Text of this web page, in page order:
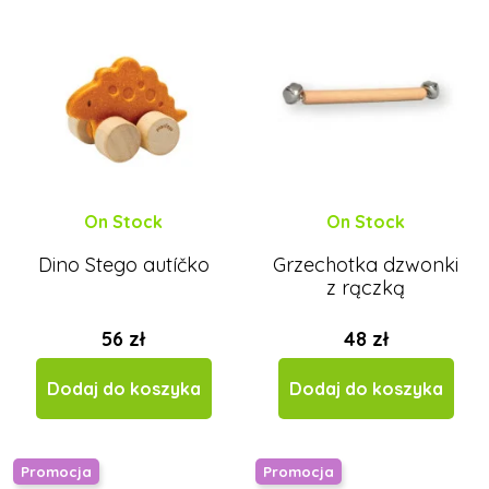
On Stock
Dino Stego autíčko
56 zł
Dodaj do koszyka
On Stock
Grzechotka dzwonki
z rączką
48 zł
Dodaj do koszyka
Promocja
Promocja